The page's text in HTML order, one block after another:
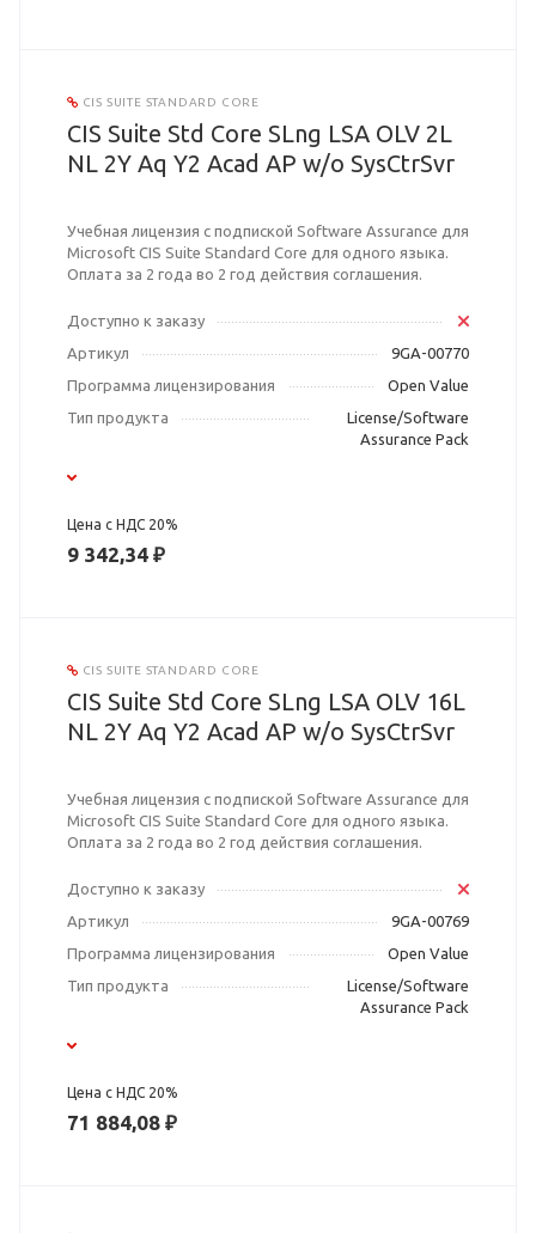
CIS SUITE STANDARD CORE
CIS Suite Std Core SLng LSA OLV 2L
NL 2Y Aq Y2 Acad AP w/o SysCtrSvr
Учебная лицензия с подпиской Software Assurance для
Microsoft CIS Suite Standard Core для одного языка.
Оплата за 2 года во 2 год действия соглашения.
Доступно к заказу
Артикул
9GA-00770
Программа лицензирования
Open Value
Тип продукта
License/Software
Assurance Pack
Цена с НДС 20%
9 342,34 ₽
CIS SUITE STANDARD CORE
CIS Suite Std Core SLng LSA OLV 16L
NL 2Y Aq Y2 Acad AP w/o SysCtrSvr
Учебная лицензия с подпиской Software Assurance для
Microsoft CIS Suite Standard Core для одного языка.
Оплата за 2 года во 2 год действия соглашения.
Доступно к заказу
Артикул
9GA-00769
Программа лицензирования
Open Value
Тип продукта
License/Software
Assurance Pack
Цена с НДС 20%
71 884,08 ₽